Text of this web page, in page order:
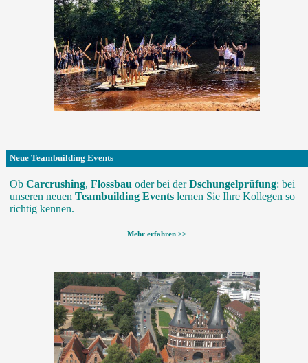
Neue Teambuilding Events
Ob Carcrushing, Flossbau oder bei derDschungelprüfung: bei
unseren neuen Teambuilding Eventslernen Sie Ihre Kollegen so
richtig kennen.
Mehr erfahren >>